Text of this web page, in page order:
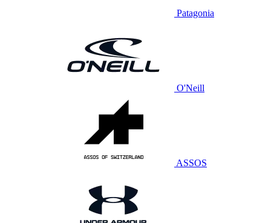
Patagonia
O'Neill
ASSOS